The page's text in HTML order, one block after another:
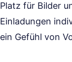
Platz für Bilder
Einladungen
ein Gefühl von